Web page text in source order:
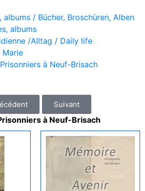
albums / Bücher, Broschüren, Alben
albums
/Alltag / Daily life
Marie
à Neuf-Brisach
Suivant
à Neuf-Brisach